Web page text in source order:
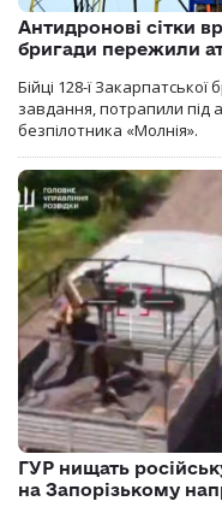
Антидронові сітки
бригади пережили
Бійці 128-ї
завдання, потрапили під
безпілотника «Молнія».
ГУР нищать
на Запорізькому